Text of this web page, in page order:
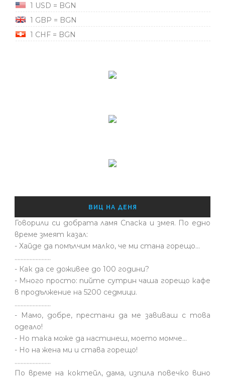
1 USD = BGN
1 GBP = BGN
1 CHF = BGN
ВИЦ НА ДЕНЯ
Говорили си добрата ламя Спаска и змея. По едно
време змеят казал:
- Хайде да помълчим малко, че ми стана горещо...
........................
- Как да се доживее до 100 години?
- Много просто: пийте сутрин чаша горещо кафе
в продължение на 5200 седмици.
........................
- Мамо, добре, престани да ме завиваш с това
одеало!
- Но така може да настинеш, моето момче…
- Но на жена ми и става горещо!
........................
По време на коктейл, дама, изпила повечко вино